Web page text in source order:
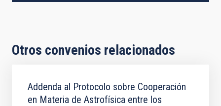
Otros convenios relacionados
Addenda al Protocolo sobre Cooperación
en Materia de Astrofísica entre los